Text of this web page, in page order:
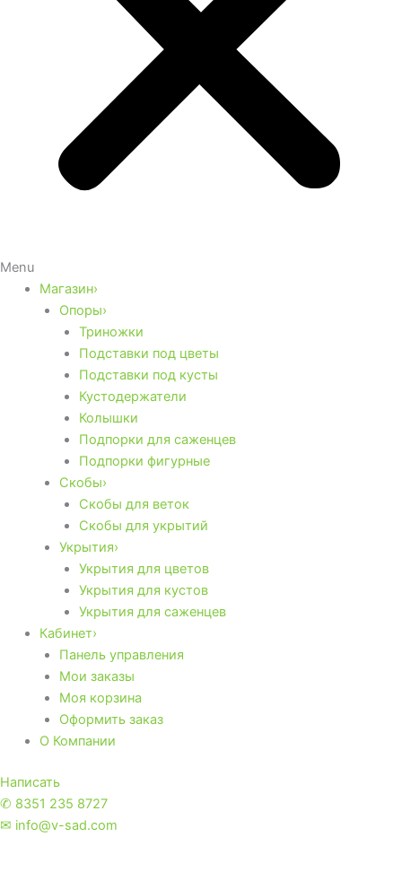
Menu
Магазин›
Опоры›
Триножки
Подставки под цветы
Подставки под кусты
Кустодержатели
Колышки
Подпорки для саженцев
Подпорки фигурные
Скобы›
Скобы для веток
Скобы для укрытий
Укрытия›
Укрытия для цветов
Укрытия для кустов
Укрытия для саженцев
Кабинет›
Панель управления
Мои заказы
Моя корзина
Оформить заказ
О Компании
Написать
✆ 8351 235 8727
✉ info@v-sad.com